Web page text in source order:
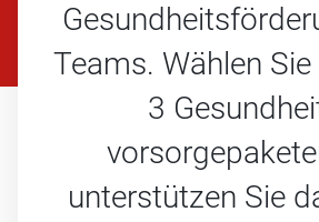
Teams. Wählen
3
unterstützen Sie